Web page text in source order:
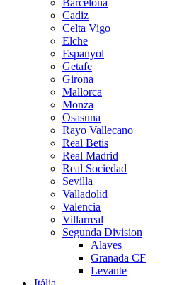
Barcelona
Cadiz
Celta Vigo
Elche
Espanyol
Getafe
Girona
Mallorca
Monza
Osasuna
Rayo Vallecano
Real Betis
Real Madrid
Real Sociedad
Sevilla
Valladolid
Valencia
Villarreal
Segunda Division
Alaves
Granada CF
Levante